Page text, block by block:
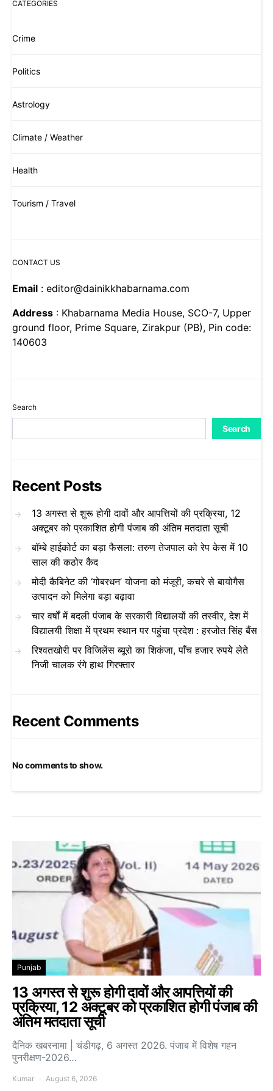
CATEGORIES
Crime
Politics
Astrology
Climate / Weather
Health
Tourism / Travel
CONTACT US
Email : editor@dainikkhabarnama.com
Address : Khabarnama Media House, SCO-7, Upper
ground floor, Prime Square, Zirakpur (PB), Pin code:
140603
Search
Search
Recent Posts
13 अगस्त से शुरू होगी दावों और आपत्तियों की प्रक्रिया, 12
अक्टूबर को प्रकाशित होगी पंजाब की अंतिम मतदाता सूची
बॉम्बे हाईकोर्ट का बड़ा फैसला: तरुण तेजपाल को रेप केस में 10
साल की कठोर कैद
मोदी कैबिनेट की ‘गोबरधन’ योजना को मंजूरी, कचरे से बायोगैस
उत्पादन को मिलेगा बड़ा बढ़ावा
चार वर्षों में बदली पंजाब के सरकारी विद्यालयों की तस्वीर, देश में
विद्यालयी शिक्षा में प्रथम स्थान पर पहुंचा प्रदेश : हरजोत सिंह बैंस
रिश्वतखोरी पर विजिलेंस ब्यूरो का शिकंजा, पाँच हजार रुपये लेते
निजी चालक रंगे हाथ गिरफ्तार
Recent Comments
No comments to show.
Punjab
13 अगस्त से शुरू होगी दावों और आपत्तियों की
प्रक्रिया, 12 अक्टूबर को प्रकाशित होगी पंजाब की
अंतिम मतदाता सूची
दैनिक खबरनामा | चंडीगढ़, 6 अगस्त 2026. पंजाब में विशेष गहन
पुनरीक्षण-2026…
Kumar August 6, 2026